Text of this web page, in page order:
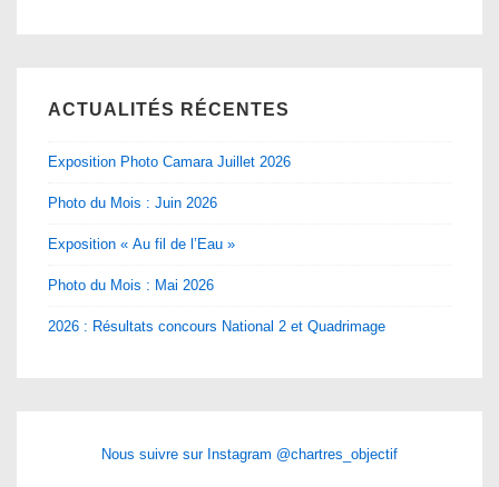
ACTUALITÉS RÉCENTES
Exposition Photo Camara Juillet 2026
Photo du Mois : Juin 2026
Exposition « Au fil de l’Eau »
Photo du Mois : Mai 2026
2026 : Résultats concours National 2 et Quadrimage
Nous suivre sur Instagram @chartres_objectif